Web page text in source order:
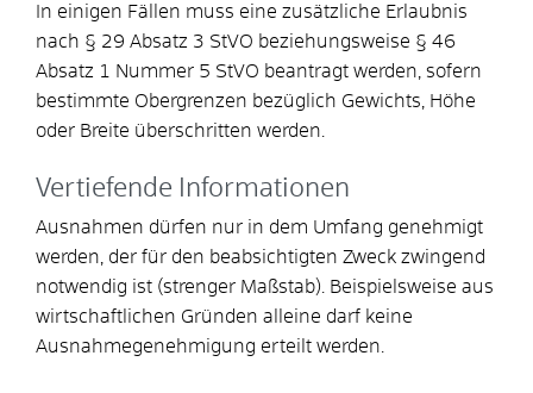
In einigen Fällen muss eine zusätzliche Erlaubnis
nach § 29 Absatz 3 StVO beziehungsweise § 46
Absatz 1 Nummer 5 StVO beantragt werden, sofern
bestimmte Obergrenzen bezüglich Gewichts, Höhe
oder Breite überschritten werden.
Vertiefende Informationen
Ausnahmen dürfen nur in dem Umfang genehmigt
werden, der für den beabsichtigten Zweck zwingend
notwendig ist (strenger Maßstab). Beispielsweise aus
wirtschaftlichen Gründen alleine darf keine
Ausnahmegenehmigung erteilt werden.